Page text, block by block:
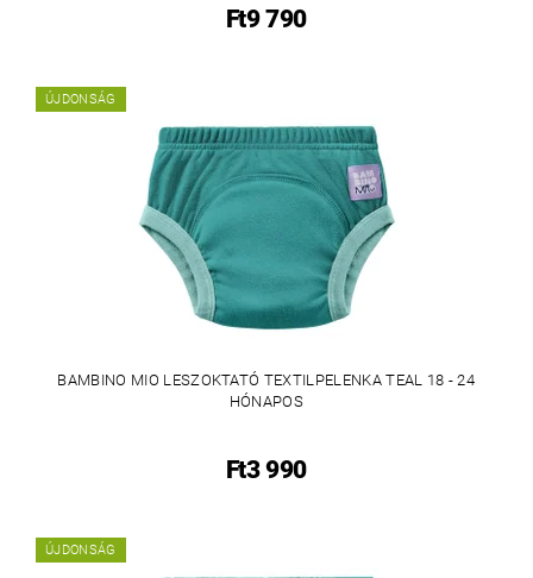
Ft9 790
ÚJDONSÁG
BAMBINO MIO LESZOKTATÓ TEXTILPELENKA TEAL 18 - 24
HÓNAPOS
Ft3 990
ÚJDONSÁG